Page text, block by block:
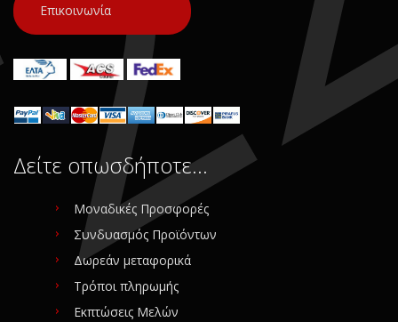
Επικοινωνία
Δείτε οπωσδήποτε…
Μοναδικές Προσφορές
Συνδυασμός Προϊόντων
Δωρεάν μεταφορικά
Τρόποι πληρωμής
Εκπτώσεις Μελών